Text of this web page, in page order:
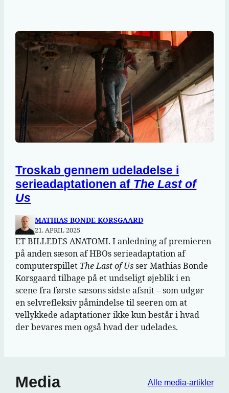
Troskab gennem udeladelse i
serieadaptationen af The Last of
Us
MATHIAS BONDE KORSGAARD
21. APRIL 2025
ET BILLEDES ANATOMI. I anledning af premieren
på anden sæson af HBOs serieadaptation af
computerspillet The Last of Usser Mathias Bonde
Korsgaard tilbage på et undseligt øjeblik i en
scene fra første sæsons sidste afsnit – som udgør
en selvrefleksiv påmindelse til seeren om at
vellykkede adaptationer ikke kun består i hvad
der bevares men også hvad der udelades.
Media Alle media-artikler